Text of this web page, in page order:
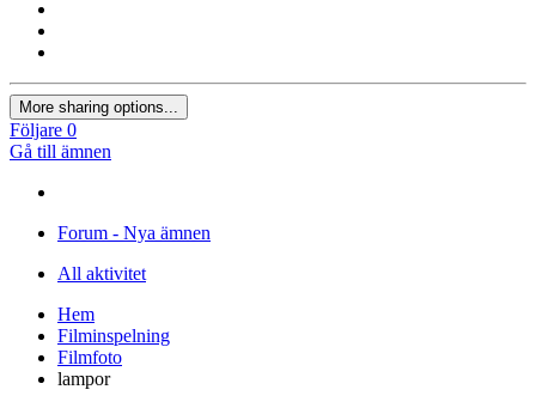
More sharing options...
Följare 0
Gå till ämnen
Forum - Nya ämnen
All aktivitet
Hem
Filminspelning
Filmfoto
lampor